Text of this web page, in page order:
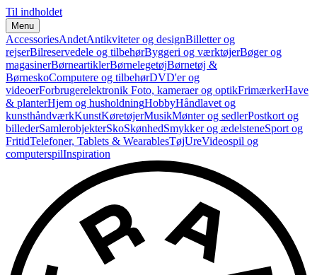
Til indholdet
Menu
AccessoriesAndetAntikviteter og designBilletter og
rejserBilreservedele og tilbehørByggeri og værktøjerBøger og
magasinerBørneartiklerBørnelegetøjBørnetøj &
BørneskoComputere og tilbehørDVD'er og
videoerForbrugerelektronik Foto, kameraer og optikFrimærkerHave
& planterHjem og husholdningHobbyHåndlavet og
kunsthåndværkKunstKøretøjerMusikMønter og sedlerPostkort og
billederSamlerobjekterSkoSkønhedSmykker og ædelsteneSport og
FritidTelefoner, Tablets & WearablesTøjUreVideospil og
computerspilInspiration